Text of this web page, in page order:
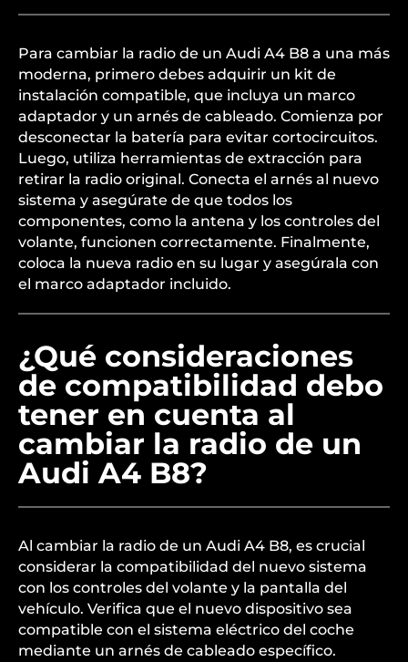
Para cambiar la radio de un Audi A4 B8 a una más
moderna, primero debes adquirir un kit de
instalación compatible, que incluya un marco
adaptador y un arnés de cableado. Comienza por
desconectar la batería para evitar cortocircuitos.
Luego, utiliza herramientas de extracción para
retirar la radio original. Conecta el arnés al nuevo
sistema y asegúrate de que todos los
componentes, como la antena y los controles del
volante, funcionen correctamente. Finalmente,
coloca la nueva radio en su lugar y asegúrala con
el marco adaptador incluido.
¿Qué consideraciones
de compatibilidad debo
tener en cuenta al
cambiar la radio de un
Audi A4 B8?
Al cambiar la radio de un Audi A4 B8, es crucial
considerar la compatibilidad del nuevo sistema
con los controles del volante y la pantalla del
vehículo. Verifica que el nuevo dispositivo sea
compatible con el sistema eléctrico del coche
mediante un arnés de cableado específico.